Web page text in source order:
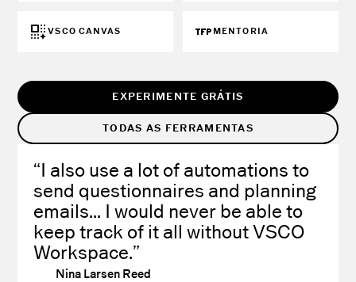
VSCO CANVAS MENTORIA
EXPERIMENTE GRÁTIS
TODAS AS FERRAMENTAS
“I also use a lot of automations to
send questionnaires and planning
emails... I would never be able to
keep track of it all without VSCO
Workspace.”
Nina Larsen Reed